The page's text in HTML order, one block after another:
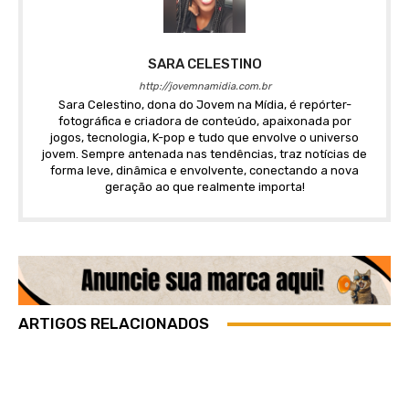
SARA CELESTINO
http://jovemnamidia.com.br
Sara Celestino, dona do Jovem na Mídia, é repórter-
fotográfica e criadora de conteúdo, apaixonada por
jogos, tecnologia, K-pop e tudo que envolve o universo
jovem. Sempre antenada nas tendências, traz notícias de
forma leve, dinâmica e envolvente, conectando a nova
geração ao que realmente importa!
ARTIGOS RELACIONADOS